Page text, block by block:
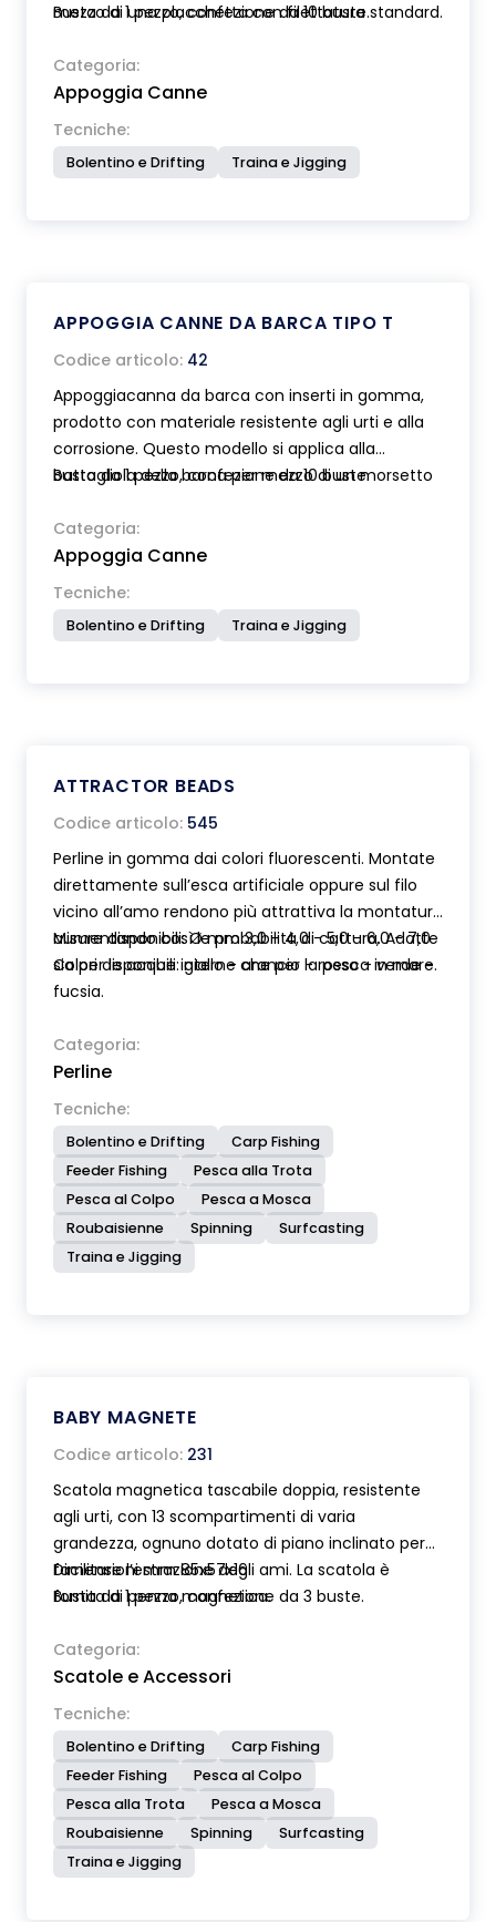
mezzo di una placchetta con filettatura standard.
Busta da 1 pezzo, confezione da 10 buste.
Categoria:
Appoggia Canne
Tecniche:
Bolentino e Drifting Traina e Jigging
APPOGGIA CANNE DA BARCA TIPO T
Codice articolo: 42
Appoggiacanna da barca con inserti in gomma,
prodotto con materiale resistente agli urti e alla
corrosione. Questo modello si applica alla
battagliola della barca per mezzo di un morsetto
Busta da 1 pezzo, confezione da 10 buste.
Categoria:
Appoggia Canne
Tecniche:
Bolentino e Drifting Traina e Jigging
ATTRACTOR BEADS
Codice articolo: 545
Perline in gomma dai colori fluorescenti. Montate
direttamente sull’esca artificiale oppure sul filo
vicino all’amo rendono più attrattiva la montatura
aumentando così le probabilità di cattura. Adatte
sia per le acque interne che per la pesca in mare.
Misure disponibili: Ø mm 3,0 - 4,0 - 5,0 - 6,0 - 7,0
Colori disponibili: giallo - arancio - rosso - verde -
fucsia.
Categoria:
Perline
Tecniche:
Bolentino e Drifting
Carp Fishing
Feeder Fishing
Pesca alla Trota
Pesca al Colpo
Pesca a Mosca
Roubaisienne
Spinning
Surfcasting
Traina e Jigging
BABY MAGNETE
Codice articolo: 231
Scatola magnetica tascabile doppia, resistente
agli urti, con 13 scompartimenti di varia
grandezza, ognuno dotato di piano inclinato per
facilitare l’estrazione degli ami. La scatola è
fornita di penna magnetica.
Dimensioni mm 85x57x16
Busta da 1 pezzo, confezione da 3 buste.
Categoria:
Scatole e Accessori
Tecniche:
Bolentino e Drifting
Carp Fishing
Feeder Fishing
Pesca al Colpo
Pesca alla Trota
Pesca a Mosca
Roubaisienne
Spinning
Surfcasting
Traina e Jigging